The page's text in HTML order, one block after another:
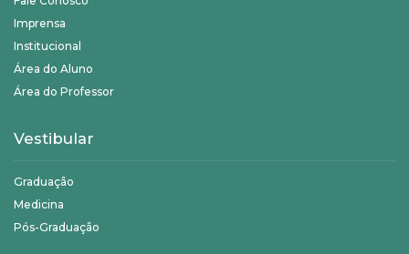
Imprensa
Institucional
Área do Aluno
Área do Professor
Vestibular
Graduação
Medicina
Pós-Graduação